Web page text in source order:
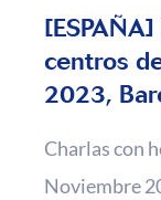
centros
2023,
Charlas con
Noviembre